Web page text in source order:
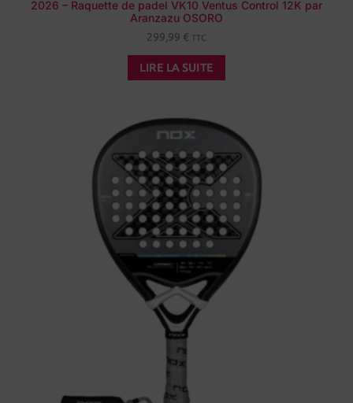
2026 – Raquette de padel VK10 Ventus Control 12K par
Aranzazu OSORO
299,99 € TTC
LIRE LA SUITE